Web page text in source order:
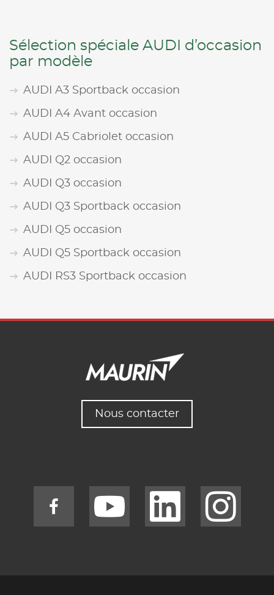
Sélection spéciale AUDI d’occasion
par modèle
AUDI A3 Sportback occasion
AUDI A4 Avant occasion
AUDI A5 Cabriolet occasion
AUDI Q2 occasion
AUDI Q3 occasion
AUDI Q3 Sportback occasion
AUDI Q5 occasion
AUDI Q5 Sportback occasion
AUDI RS3 Sportback occasion
Nous contacter